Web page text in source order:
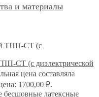
и материалы
СТ (с диэлектрической
цена составляла
1700,00 ₽.